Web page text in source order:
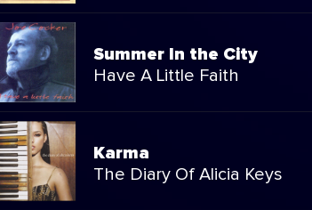
Summer In the City
Have A Little Faith
Karma
The Diary Of Alicia Keys